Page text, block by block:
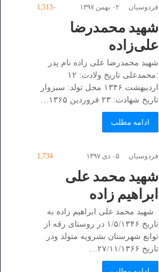
فردوسیان ۰۲ بهمن ۱۳۹۷ ۰1,513
شهید محمدرضا
علی‌زاده
شهید محمدرضا علی زاده نام پدر
:محمدعلی تاریخ ولادت: ۱۲
اردیبهشت ۱۳۴۶ محل تولد: سبزوار
تاریخ شهادت: ۲۳ فروردین ۱۳۶۵…
ادامه مطلب
فردوسیان ۰۵ دی ۱۳۹۷ 1,734
شهید محمد علی
ابراهیم زاده
شهید محمد علی ابراهیم زاده به
تاریخ ۱/۵/۱۳۴۶ در روستای رقه از
توابع شهرستان بشرویه متولد ودر
تاریخ ۲۷/۱۱/۱۳۶۶…